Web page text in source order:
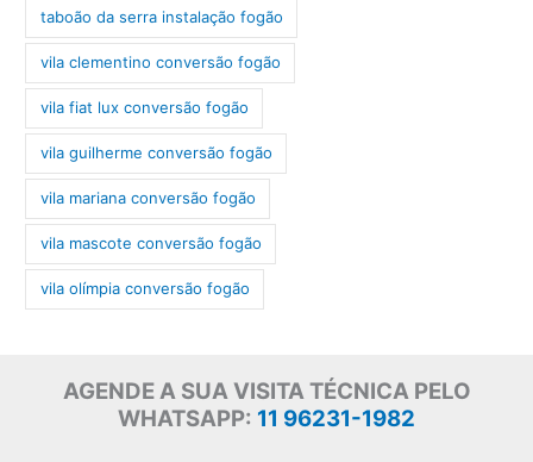
taboão da serra instalação fogão
vila clementino conversão fogão
vila fiat lux conversão fogão
vila guilherme conversão fogão
vila mariana conversão fogão
vila mascote conversão fogão
vila olímpia conversão fogão
AGENDE A SUA VISITA TÉCNICA PELO
WHATSAPP: 11 96231-1982